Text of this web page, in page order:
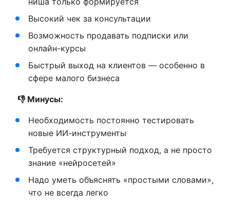
Высокий чек за консультации
Возможность продавать подписки или
онлайн-курсы
Быстрый выход на клиентов — особенно в
сфере малого бизнеса
👎 Минусы:
Необходимость постоянно тестировать
новые ИИ-инструменты
Требуется структурный подход, а не просто
знание «нейросетей»
Надо уметь объяснять «простыми словами»,
что не всегда легко